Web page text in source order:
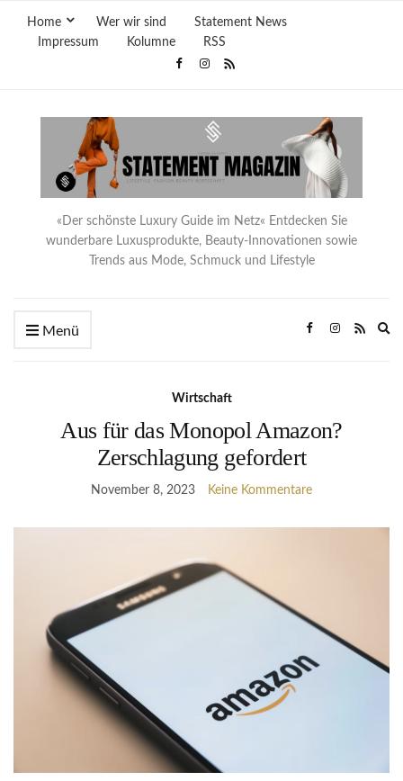
Home Wer wir sind
Statement News
Impressum
Kolumne RSS
«Der schönste Luxury Guide im Netz« Entdecken Sie
wunderbare Luxusprodukte, Beauty-Innovationen sowie
Trends aus Mode, Schmuck und Lifestyle
Menü
Wirtschaft
Aus für das Monopol Amazon?
Zerschlagung gefordert
November 8, 2023 Keine Kommentare